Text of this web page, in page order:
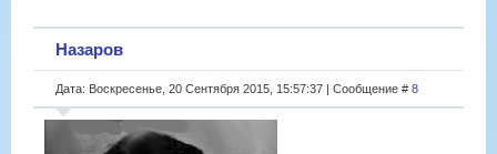
Назаров
Дата: Воскресенье, 20 Сентября 2015, 15:57:37 | Сообщение # 8